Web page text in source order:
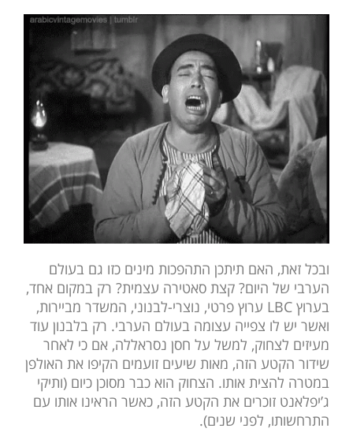
ובכל זאת, האם תיתכן התהפכות מינים כזו גם בעולם
הערבי של היום? קצת סאטירה עצמית? רק במקום אחד,
בערוץ LBC ערוץ פרטי, נוצרי-לבנוני, המשדר מביירות,
ואשר יש לו צפייה עצומה בעולם הערבי. רק בלבנון עוד
מעיזים לצחוק, למשל על חסן נסראללה, אם כי לאחר
שידור הקטע הזה, מאות שיעים זועמים הקיפו את האולפן
במטרה להצית אותו. הצחוק הוא כבר מסוכן כיום (ותיקי
ג’יפלאנט זוכרים את הקטע הזה, כאשר הראינו אותו עם
התרחשותו, לפני שנים).